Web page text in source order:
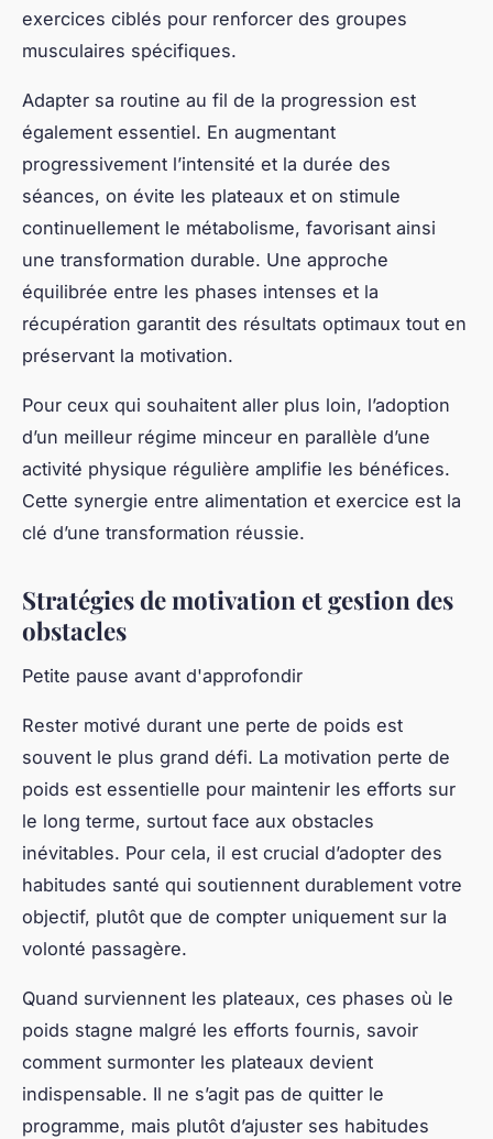
de relancer la progression et d'éviter la frustration.
Par ailleurs, la gestion des moments de stagnation
inclut aussi la gestion des rechutes, qui sont
normales. Il faut les accueillir sans jugement,
comprendre leur cause (stress, fatigue,
environnement social), et reprendre plus
solidement sa routine. Trouver du soutien dans la
durée, que ce soit via des groupes, des coachs ou
des proches, renforce la motivation perte de poids.
Être entouré aide à rester responsable et permet de
partager ses expériences lors des hauts et des bas.
En somme, intégrer ces stratégies simples mais
efficaces – motivation constante, adaptation face
aux plateaux, et soutien social – garantit une
meilleure tenue de votre programme minceur. Pour
approfondir et découvrir un programme complet et
Suivi des progrès et ajustement du plan
Le suivi minceur est essentiel pour atteindre
contrôle régulier, il est difficile de savoir si le
programme choisi fonctionne vraiment ou s’il
nécessite un ajustement. Les outils pour mesurer
l’avancement incluent notamment la balance, le
mètre ruban pour suivre la circonférence
corporelle, et parfois des applications dédiées qui
permettent de noter son poids, son alimentation et
son activité physique.
Adapter son plan en fonction des résultats obtenus
est la clé pour ne pas stagner. Par exemple, si la
perte de poids est trop lente, il peut être nécessaire
de revoir l’alimentation ou d’augmenter la dépense
énergétique quotidienne. À l’inverse, une perte trop